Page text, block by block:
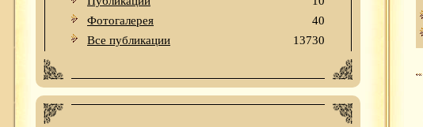
Фотогалерея
40
Все публикации
13730